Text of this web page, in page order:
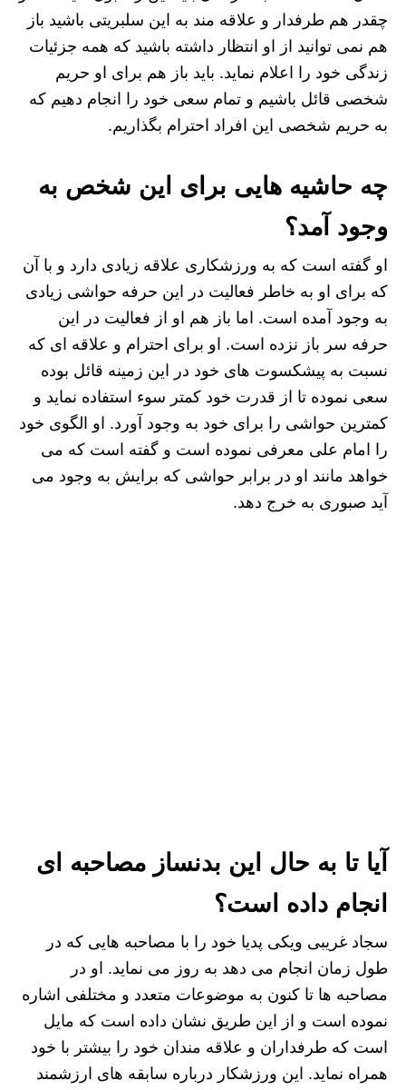
چقدر هم طرفدار و علاقه مند به این سلبریتی باشید باز
هم نمی توانید از او انتظار داشته باشید که همه جزئیات
زندگی خود را اعلام نماید. باید باز هم برای او حریم
شخصی قائل باشیم و تمام سعی خود را انجام دهیم که
به حریم شخصی این افراد احترام بگذاریم.
چه حاشیه هایی برای این شخص به
وجود آمد؟
او گفته است که به ورزشکاری علاقه زیادی دارد و با آن
که برای او به خاطر فعالیت در این حرفه حواشی زیادی
به وجود آمده است. اما باز هم او از فعالیت در این
حرفه سر باز نزده است. او برای احترام و علاقه ای که
نسبت به پیشکسوت های خود در این زمینه قائل بوده
سعی نموده تا از قدرت خود کمتر سوء استفاده نماید و
کمترین حواشی را برای خود به وجود آورد. او الگوی خود
را امام علی معرفی نموده است و گفته است که می
خواهد مانند او در برابر حواشی که برایش به وجود می
آید صبوری به خرج دهد.
آیا تا به حال این بدنساز مصاحبه ای
انجام داده است؟
سجاد غریبی ویکی پدیا خود را با مصاحبه هایی که در
طول زمان انجام می دهد به روز می نماید. او در
مصاحبه ها تا کنون به موضوعات متعدد و مختلفی اشاره
نموده است و از این طریق نشان داده است که مایل
است که طرفداران و علاقه‌ مندان خود را بیشتر با خود
همراه نماید. این ورزشکار درباره سابقه های ارزشمند